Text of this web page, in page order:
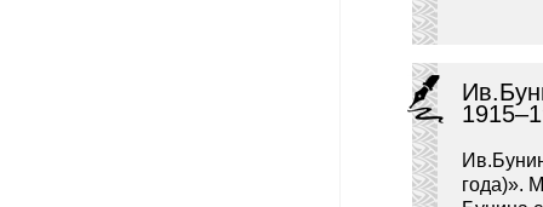
года)».